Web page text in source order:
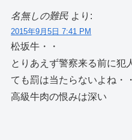
名無しの難民 より:
2015年9月5日 7:41 PM
松坂牛・・
とりあえず警察来る前に犯
ても罰は当たらないよね・
高級牛肉の恨みは深い